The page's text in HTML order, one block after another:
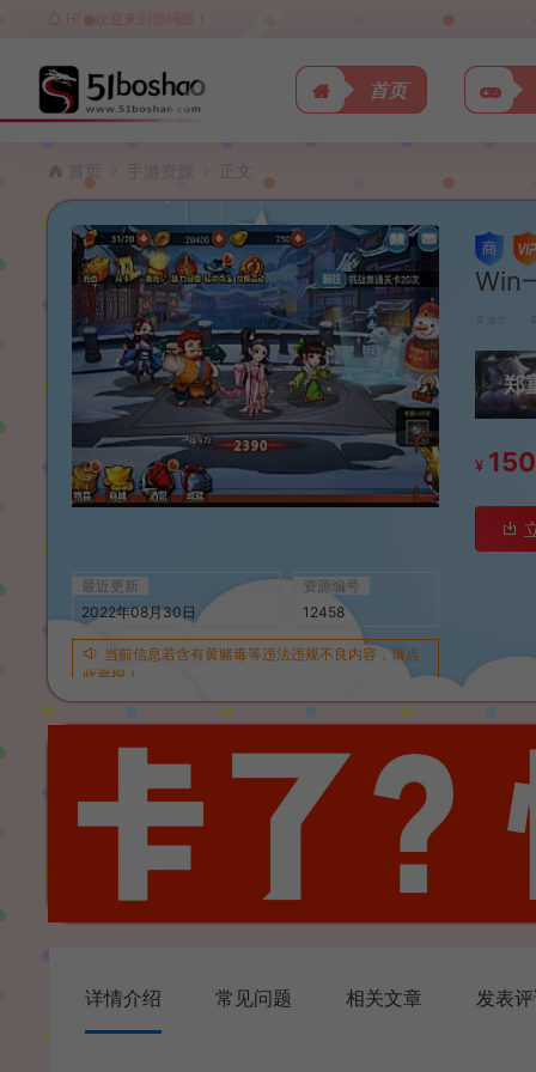
HI，欢迎来到源码屋！
首页
首页 手游资源 正文
最近更新
2022年08月30日
资源编号
12458
当前信息若含有黄赌毒等违法违规不良内容，请点
此举报！
Win
波少
郑
¥ 150
详情介绍 常见问题 相关文章 发表